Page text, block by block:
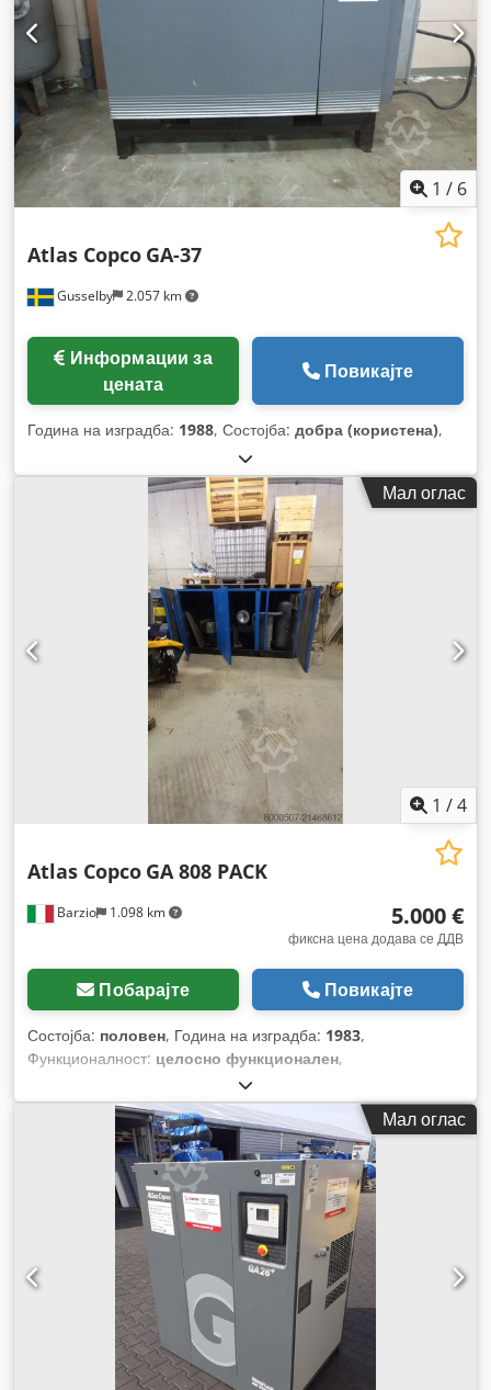
1 / 6
Gusselby 2.057 km
Atlas Copco GA-37
цената
Повикајте
Година на изградба: 1988, Состојба: добра (користена),
Мал оглас
1 /4
Barzio 1.098 km
Atlas Copco GA 808 PACK
5.000 €
фиксна цена додава се ДДВ
Побарајте Повикајте
Состојба: половен, Година на изградба: 1983,
Функционалност: целосно функционален,
Мал оглас